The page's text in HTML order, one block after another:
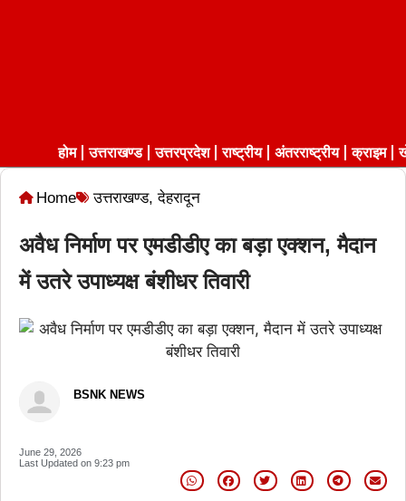
होम उत्तराखण्ड उत्तरप्रदेश राष्ट्रीय अंतरराष्ट्रीय क्राइम
Home उत्तराखण्ड,देहरादून
अवैध निर्माण पर एमडीडीए का बड़ा एक्शन, मैदान
में उतरे उपाध्यक्ष बंशीधर तिवारी
BSNK NEWS
June 29, 2026
Last Updated on 9:23 pm